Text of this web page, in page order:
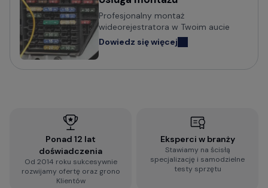
Potrzebujesz porady w wyborze
wideorejestratora?
Sprawdź praktyczny poradnik o tym na co zwrócić
Wypełnij błyskawiczną ankietę i otrzymaj
spersonalizowaną rekomendację dopasowaną do
Twoich wymagań:
Profesjonalny montaż
wideorejestratora w Twoim aucie
Dowiedz się więcej
Ponad 12 lat
doświadczenia
Od 2014 roku sukcesywnie
rozwijamy ofertę oraz grono
Klientów
Eksperci w branży
Stawiamy na ścisłą
specjalizację i samodzielne
testy sprzętu